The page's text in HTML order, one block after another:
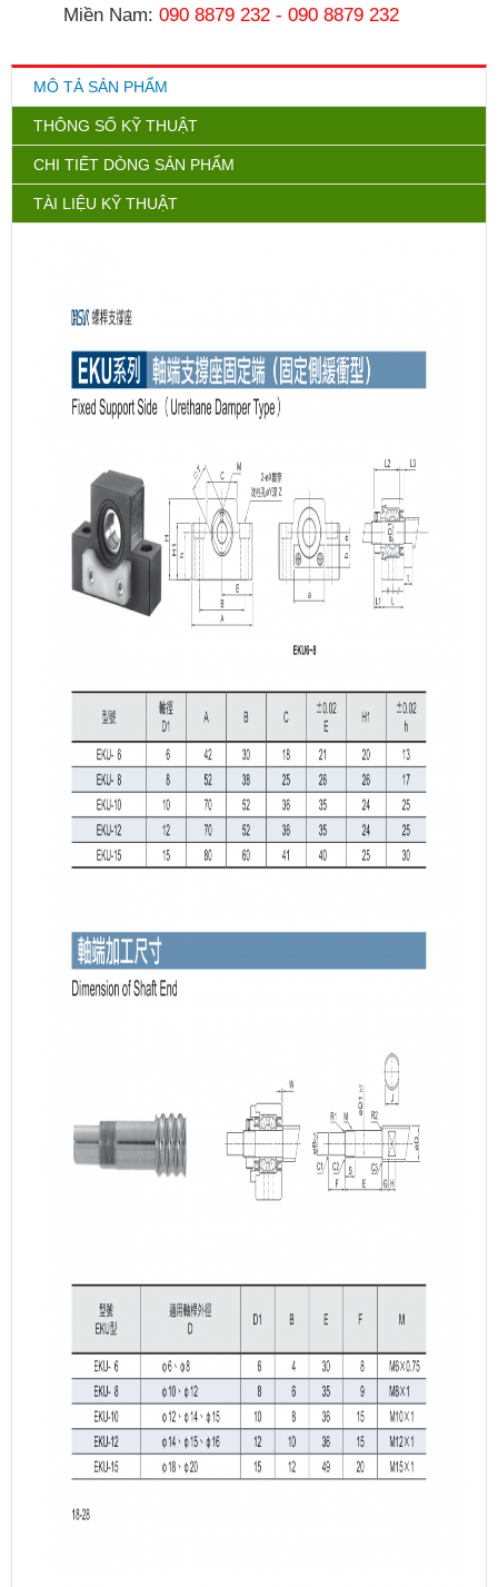
Miền Nam: 090 8879 232 - 090 8879 232
MÔ TẢ SẢN PHẨM
THÔNG SỐ KỸ THUẬT
CHI TIẾT DÒNG SẢN PHẨM
TÀI LIỆU KỸ THUẬT